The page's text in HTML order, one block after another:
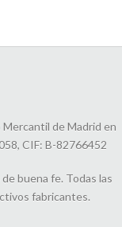
de Madrid en
CIF: B-82766452
buena fe. Todas las
fabricantes.